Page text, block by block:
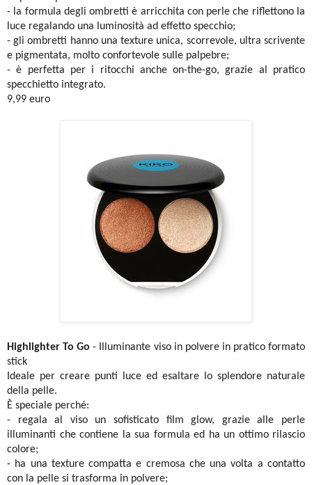
- la formula degli ombretti è arricchita con perle che riflettono la
luce regalando una luminosità ad effetto specchio;
- gli ombretti hanno una texture unica, scorrevole, ultra scrivente
e pigmentata, molto confortevole sulle palpebre;
- è perfetta per i ritocchi anche on-the-go, grazie al pratico
specchietto integrato.
9,99 euro
Highlighter To Go - Illuminante viso in polvere in pratico formato
stick
Ideale per creare punti luce ed esaltare lo splendore naturale
della pelle.
È speciale perché:
- regala al viso un sofisticato film glow, grazie alle perle
illuminanti che contiene la sua formula ed ha un ottimo rilascio
colore;
- ha una texture compatta e cremosa che una volta a contatto
con la pelle si trasforma in polvere;